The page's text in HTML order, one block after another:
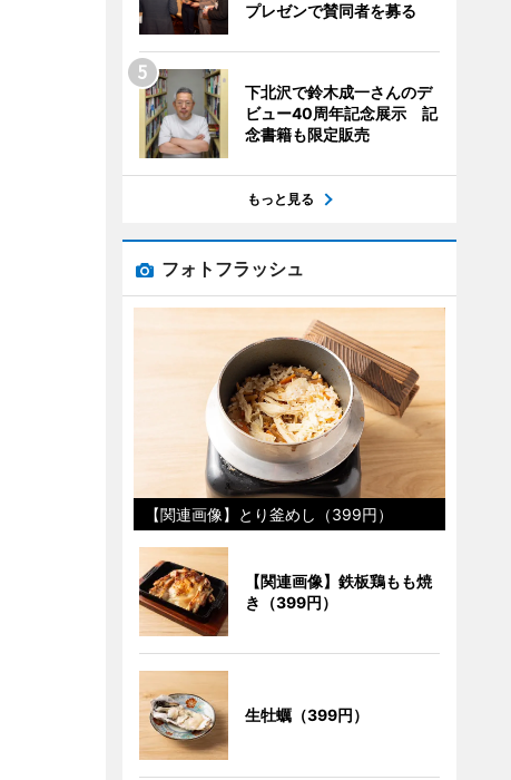
プレゼンで賛同者を募る
下北沢で鈴木成一さんのデ
ビュー40周年記念展示 記
念書籍も限定販売
もっと見る
フォトフラッシュ
【関連画像】とり釜めし（399円）
【関連画像】鉄板鶏もも焼
き（399円）
生牡蠣（399円）